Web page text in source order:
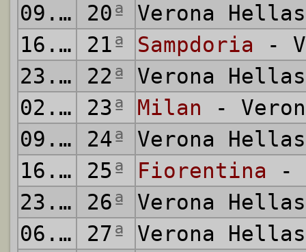
09.02.1986
20ª
Verona
16.02.1986
21ª Sampdoria -
23.02.1986
22ª
Verona
02.03.1986
23ª Milan -
09.03.1986
24ª
Verona
16.03.1986
25ª Fiorentina -
23.03.1986
26ª
Verona
06.04.1986
27ª
Verona